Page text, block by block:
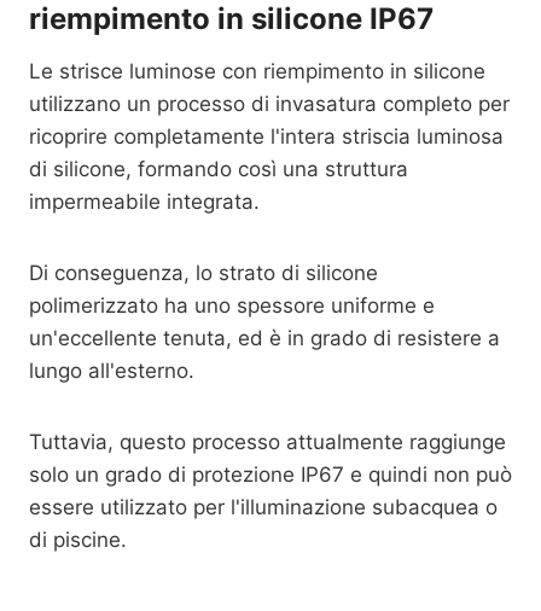
riempimento in silicone IP67
Le strisce luminose con riempimento in silicone
utilizzano un processo di invasatura completo per
ricoprire completamente l'intera striscia luminosa
di silicone, formando così una struttura
impermeabile integrata.
Di conseguenza, lo strato di silicone
polimerizzato ha uno spessore uniforme e
un'eccellente tenuta, ed è in grado di resistere a
lungo all'esterno.
Tuttavia, questo processo attualmente raggiunge
solo un grado di protezione IP67 e quindi non può
essere utilizzato per l'illuminazione subacquea o
di piscine.